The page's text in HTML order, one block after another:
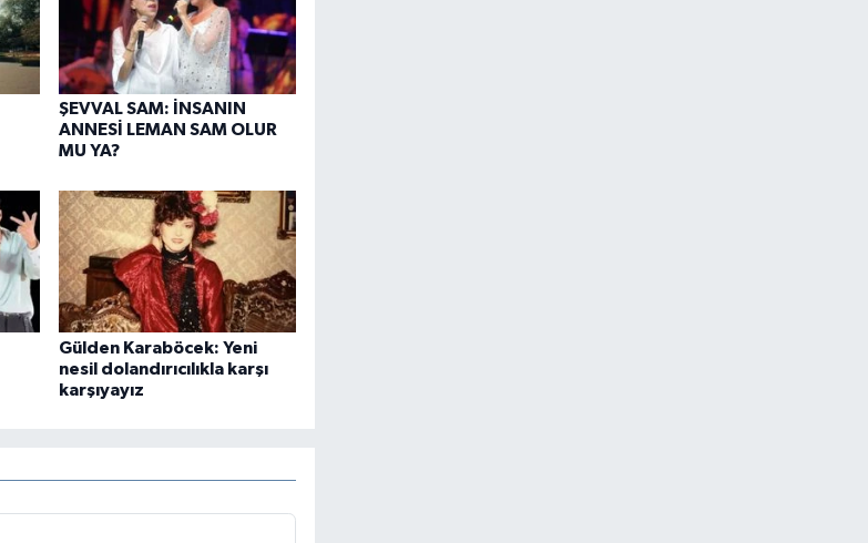
ŞEVVAL SAM: İNSANIN
ANNESİ LEMAN SAM OLUR
MU YA?
Gülden Karaböcek: Yeni
nesil dolandırıcılıkla karşı
karşıyayız